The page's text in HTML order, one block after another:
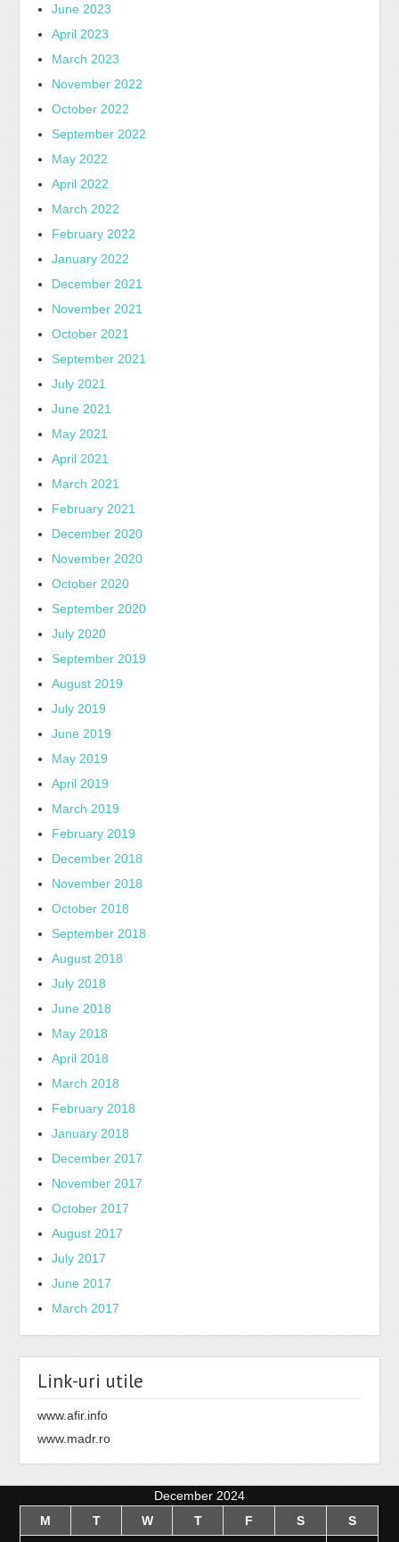
June 2023
April 2023
March 2023
November 2022
October 2022
September 2022
May 2022
April 2022
March 2022
February 2022
January 2022
December 2021
November 2021
October 2021
September 2021
July 2021
June 2021
May 2021
April 2021
March 2021
February 2021
December 2020
November 2020
October 2020
September 2020
July 2020
September 2019
August 2019
July 2019
June 2019
May 2019
April 2019
March 2019
February 2019
December 2018
November 2018
October 2018
September 2018
August 2018
July 2018
June 2018
May 2018
April 2018
March 2018
February 2018
January 2018
December 2017
November 2017
October 2017
August 2017
July 2017
June 2017
March 2017
Link-uri utile
www.afir.info
www.madr.ro
December 2024
M
T W T F S S